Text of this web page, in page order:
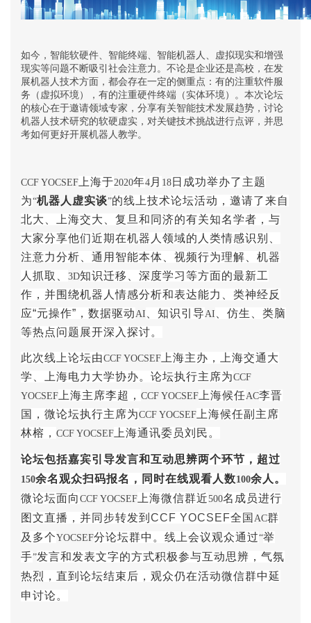
如今，智能软硬件、智能终端、智能机器人、虚拟现实和增强
现实等问题不断吸引社会注意力。不论是企业还是高校，在发
展机器人技术方面，都会存在一定的侧重点：有的注重软件服
务（虚拟环境），有的注重硬件终端（实体环境）。本次论坛
的核心在于邀请领域专家，分享有关智能技术发展趋势，讨论
机器人技术研究的软硬虚实，对关键技术挑战进行点评，并思
考如何更好开展机器人教学。
CCF YOCSEF 上海于2020年4 月 18 日成功举办了主题
为“机器人虚实谈”的线上技术论坛活动，邀请了来自
北大、上海交大、复旦和同济的有关知名学者，与
大家分享他们近期在机器人领域的人类情感识别、
注意力分析、通用智能本体、视频行为理解、机器
人抓取、 3D知识迁移、深度学习等方面的最新工
作，并围绕机器人情感分析和表达能力、类神经反
应“元操作”，数据驱动AI 、知识引导AI
、仿生、类脑
等热点问题展开深入探讨。
此次线上论坛由CCF YOCSEF 上海主办，上海交通大
学、上海电力大学协办。论坛执行主席为CCF
YOCSEF 上海主席李超， CCF YOCSEF 上海候任AC李晋
国，微论坛执行主席为CCF YOCSEF 上海候任副主席
林榕， CCF YOCSEF 上海通讯委员刘民。
论坛包括嘉宾引导发言和互动思辨两个环节，超过
150余名观众扫码报名，同时在线观看人数100余人。
微论坛面向 CCF YOCSEF 上海微信群近500名成员进行
图文直播，并同步转发到 CCF YOCSEF全国 AC群
及多个YOCSEF分论坛群中。线上会议观众通过“举
手”发言和发表文字的方式积极参与互动思辨，气氛
热烈，直到论坛结束后，观众仍在活动微信群中延
申讨论。